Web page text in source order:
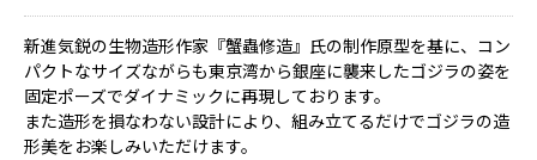
新進気鋭の生物造形作家『蟹蟲修造』氏の制作原型を基に、コン
パクトなサイズながらも東京湾から銀座に襲来したゴジラの姿を
固定ポーズでダイナミックに再現しております。
また造形を損なわない設計により、組み立てるだけでゴジラの造
形美をお楽しみいただけます。